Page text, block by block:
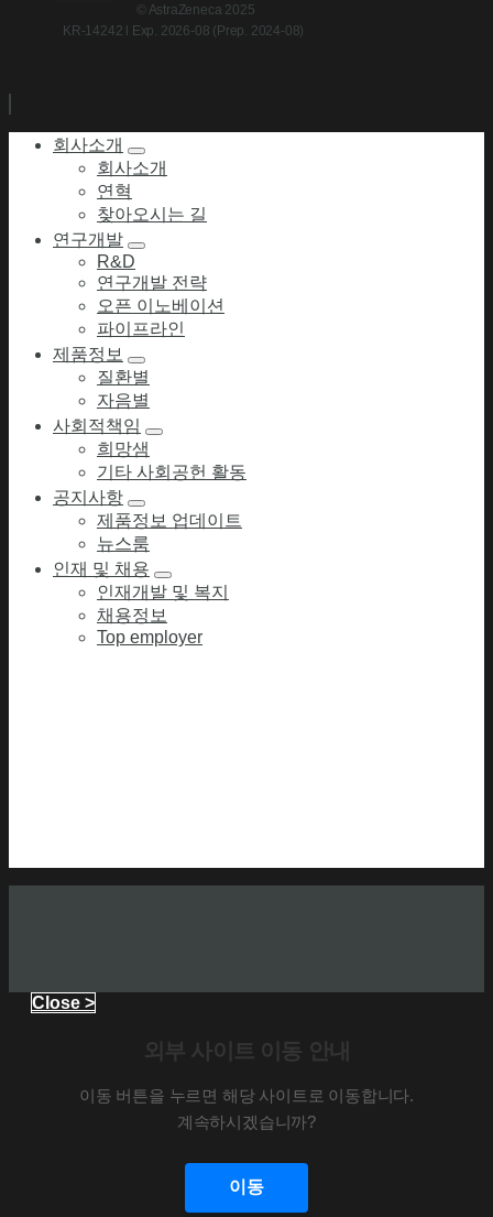
© AstraZeneca 2025
KR-14242 l Exp. 2026-08 (Prep. 2024-08)
회사소개
회사소개
연혁
찾아오시는 길
연구개발
R&D
연구개발 전략
오픈 이노베이션
파이프라인
제품정보
질환별
자음별
사회적책임
희망샘
기타 사회공헌 활동
공지사항
제품정보 업데이트
뉴스룸
인재 및 채용
인재개발 및 복지
채용정보
Top employer
Close >
외부 사이트 이동 안내
이동 버튼을 누르면 해당 사이트로 이동합니다.
계속하시겠습니까?
이동